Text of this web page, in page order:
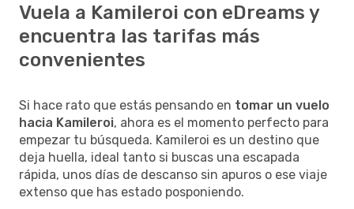
Vuela a Kamileroi con eDreams y
encuentra las tarifas más
convenientes
Si hace rato que estás pensando en tomar un vuelo
hacia Kamileroi, ahora es el momento perfecto para
empezar tu búsqueda. Kamileroi es un destino que
deja huella, ideal tanto si buscas una escapada
rápida, unos días de descanso sin apuros o ese viaje
extenso que has estado posponiendo.